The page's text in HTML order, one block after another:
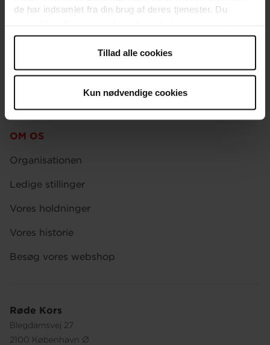
de har indsamlet fra din brug af deres tjenester. Du
anvende vores hjemmeside.
Tillad alle cookies
Kun nødvendige cookies
Røde Kors
Blegdamsvej 27
2100 København Ø
KONTAKT
Brug for hjælp
Spørgsmål om donation og medlemskab
OM OS
Organisationen
Ledige stillinger
Vores holdninger
Vores historie
Besøg vores webshop